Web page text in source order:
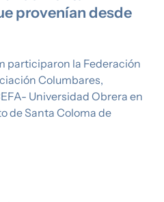
provenían desde
participaron la Federación
Columbares,
Universidad Obrera en
de Santa Coloma de